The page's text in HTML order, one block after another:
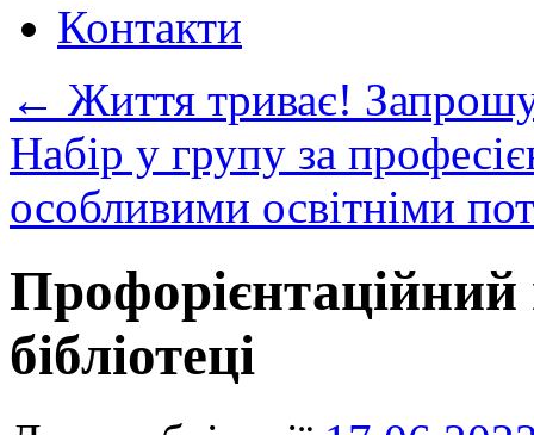
Контакти
← Життя триває!
Набір у групу за
особливими освітніми
Профорієнтаційний
бібліотеці